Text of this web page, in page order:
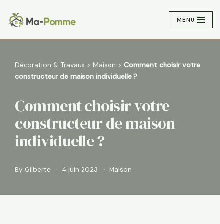
Aller
au
MENU
Décoration & Travaux > Maison > Comment choisir votre
constructeur de maison individuelle ?
Comment choisir votre
constructeur de maison
individuelle ?
By Gilberte 4 juin 2023 Maison